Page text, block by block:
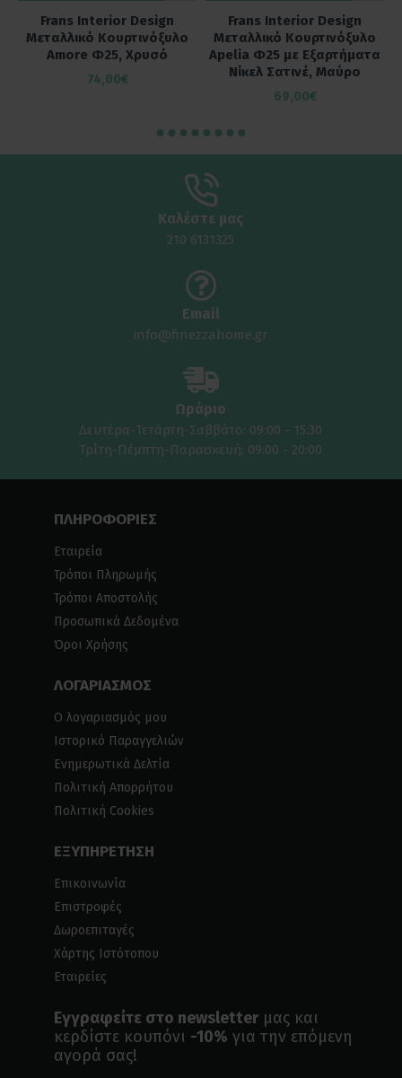
Frans Interior Design
Μεταλλικό Κουρτινόξυλο
Amore Φ25, Χρυσό
74,00€
Frans Interior Design
Μεταλλικό Κουρτινόξυλο
Apelia Φ25 με Εξαρτήματα
Νίκελ Σατινέ, Μαύρο
69,00€
Καλέστε μας
210 6131325
Email
info@finezzahome.gr
Ωράριο
Δευτέρα-Τετάρτη-Σαββάτο: 09:00 - 15:30
Τρίτη-Πέμπτη-Παρασκευή: 09:00 - 20:00
ΠΛΗΡΟΦΟΡΙΕΣ
Εταιρεία
Τρόποι Πληρωμής
Τρόποι Αποστολής
Προσωπικά Δεδομένα
Όροι Χρήσης
ΛΟΓΑΡΙΑΣΜΟΣ
Ο λογαριασμός μου
Ιστορικό Παραγγελιών
Ενημερωτικά Δελτία
Πολιτική Απορρήτου
Πολιτική Cookies
ΕΞΥΠΗΡΕΤΗΣΗ
Επικοινωνία
Επιστροφές
Δωροεπιταγές
Χάρτης Ιστότοπου
Εταιρείες
Εγγραφείτε στο newsletter μας και
κερδίστε κουπόνι -10% για την επόμενη
αγορά σας!